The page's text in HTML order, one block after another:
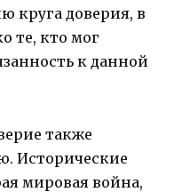
круга доверия, в
те, кто мог
к данной
также
Исторические
мировая война,